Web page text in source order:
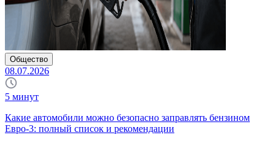
Общество
08.07.2026
5 минут
Какие автомобили можно безопасно заправлять бензином
Евро-3: полный список и рекомендации